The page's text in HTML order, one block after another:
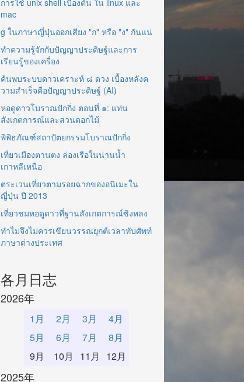
การใช้ unix shell เบื้องต้น ใน linux และ
mac
g ในภาษาญี่ปุ่นออกเสียง "ก" หรือ "ง" กันแน่
ทำความรู้จักกับปัญญาประดิษฐ์และการ
เรียนรู้ของเครื่อง
ค้นพบระบบดาวเคราะห์ ๘ ดวง เบื้องหลังค
วามสำเร็จคือปัญญาประดิษฐ์ (AI)
หอดูดาวโบราณปักกิ่ง ตอนที่ ๑: แท่น
สังเกตการณ์และสวนดอกไม้
พิพิธภัณฑ์สถาปัตยกรรมโบราณปักกิ่ง
เที่ยวเมืองตานตง ล่องเรือในน่านน้ำ
เกาหลีเหนือ
ตระเวนเที่ยวตามรอยฉากของอนิเมะใน
ญี่ปุ่น ปี 2013
เที่ยวชมหอดูดาวที่ฐานสังเกตการณ์ซิงหลง
ทำไมจึงไม่ควรเขียนวรรณยุกต์เวลาทับศัพท์
ภาษาต่างประเทศ
各月日志
2026年
1月 2月 3月
4月
5月
6月 7月
8月
9月
10月 11月 12月
2025年